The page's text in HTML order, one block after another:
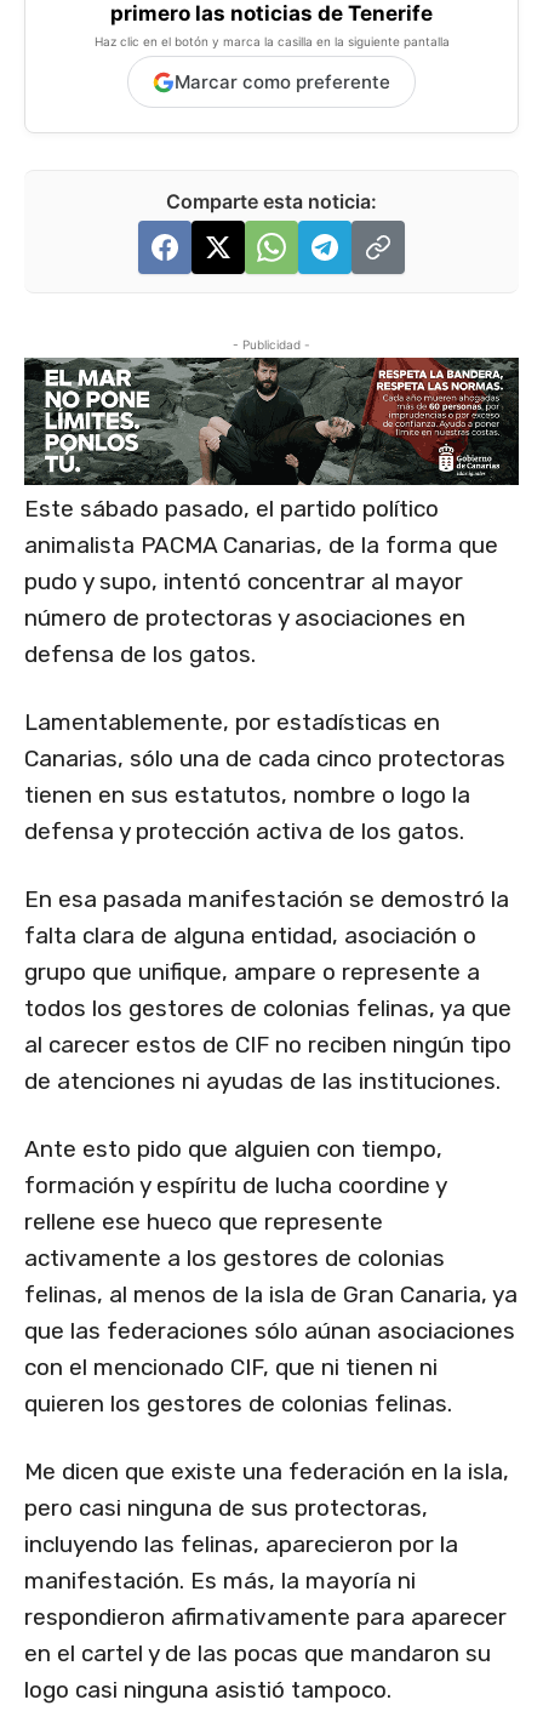
primero las noticias de Tenerife
Haz clic en el botón y marca la casilla en la siguiente pantalla
Marcar como preferente
Comparte esta noticia:
- Publicidad -
Este sábado pasado, el partido político
animalista PACMA Canarias, de la forma que
pudo y supo, intentó concentrar al mayor
número de protectoras y asociaciones en
defensa de los gatos.
Lamentablemente, por estadísticas en
Canarias, sólo una de cada cinco protectoras
tienen en sus estatutos, nombre o logo la
defensa y protección activa de los gatos.
En esa pasada manifestación se demostró la
falta clara de alguna entidad, asociación o
grupo que unifique, ampare o represente a
todos los gestores de colonias felinas, ya que
al carecer estos de CIF no reciben ningún tipo
de atenciones ni ayudas de las instituciones.
Ante esto pido que alguien con tiempo,
formación y espíritu de lucha coordine y
rellene ese hueco que represente
activamente a los gestores de colonias
felinas, al menos de la isla de Gran Canaria, ya
que las federaciones sólo aúnan asociaciones
con el mencionado CIF, que ni tienen ni
quieren los gestores de colonias felinas.
Me dicen que existe una federación en la isla,
pero casi ninguna de sus protectoras,
incluyendo las felinas, aparecieron por la
manifestación. Es más, la mayoría ni
respondieron afirmativamente para aparecer
en el cartel y de las pocas que mandaron su
logo casi ninguna asistió tampoco.